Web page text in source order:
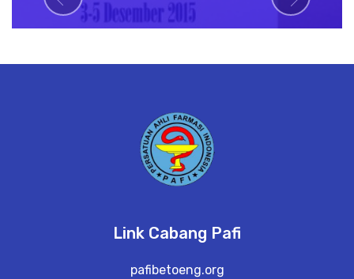
Previous Next
Link Cabang Pafi
pafibetoeng.org